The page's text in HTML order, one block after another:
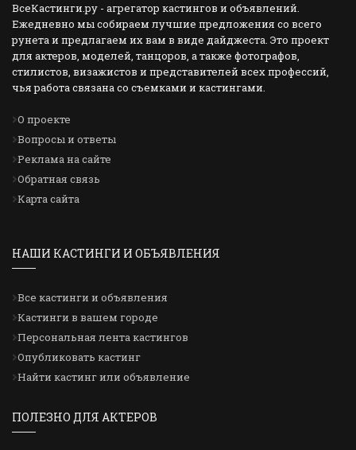
ВсеКастинги.ру - агрегатор кастингов и объявлений.
Ежедневно мы собираем лучшие предложения со всего
рунета и предлагаем их вам в виде дайджеста. Это проект
для актеров, моделей, танцоров, а также фотографов,
стилистов, визажистов и представителей всех профессий,
чья работа связана со съемками и кастингами.
О проекте
Вопросы и ответы
Реклама на сайте
Обратная связь
Карта сайта
НАШИ КАСТИНГИ И ОБЪЯВЛЕНИЯ
Все кастинги и объявления
Кастинги в вашем городе
Персональная лента кастингов
Опубликовать кастинг
Найти кастинг или объявление
ПОЛЕЗНО ДЛЯ АКТЕРОВ